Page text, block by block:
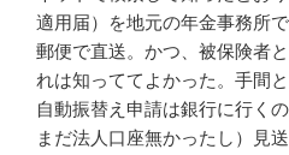
適用届）を地元の年金事務所
郵便で直送。かつ、被保険者
れは知っててよかった。手間
自動振替え申請は銀行に行く
まだ法人口座無かったし）見